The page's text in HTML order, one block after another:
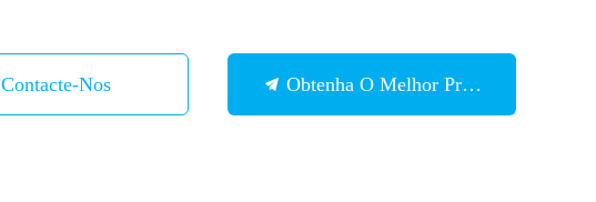
Contacte-Nos Obtenha O Melhor Preço